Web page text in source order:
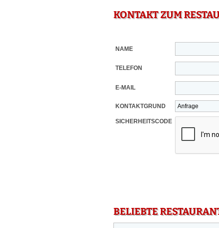
KONTAKT ZUM
NAME
TELEFON
E-MAIL
KONTAKTGRUND
SICHERHEITSCODE
BELIEBTE